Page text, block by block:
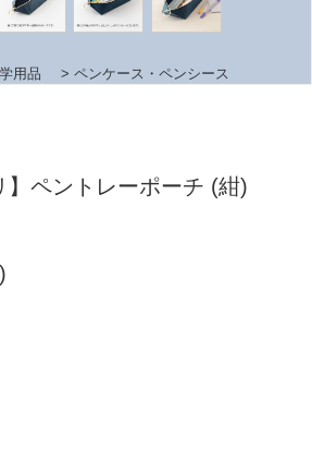
用品 > ペンケース・ペンシース
】ペントレーポーチ (紺)